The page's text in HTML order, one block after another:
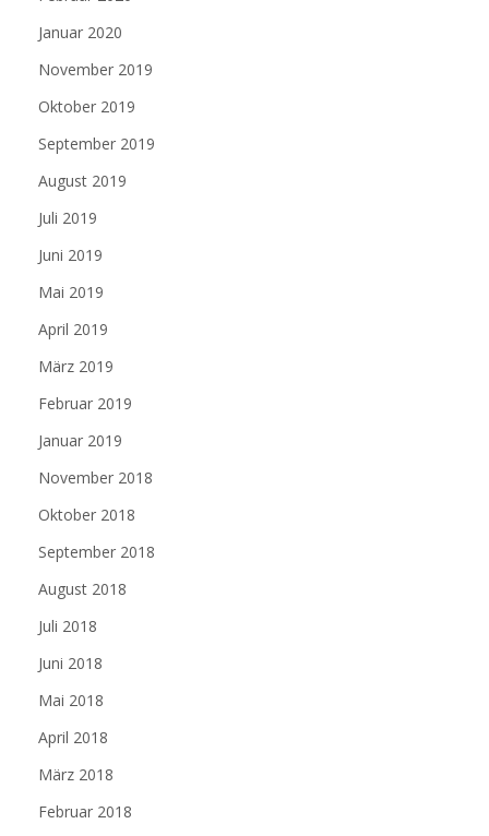
Januar 2020
November 2019
Oktober 2019
September 2019
August 2019
Juli 2019
Juni 2019
Mai 2019
April 2019
März 2019
Februar 2019
Januar 2019
November 2018
Oktober 2018
September 2018
August 2018
Juli 2018
Juni 2018
Mai 2018
April 2018
März 2018
Februar 2018